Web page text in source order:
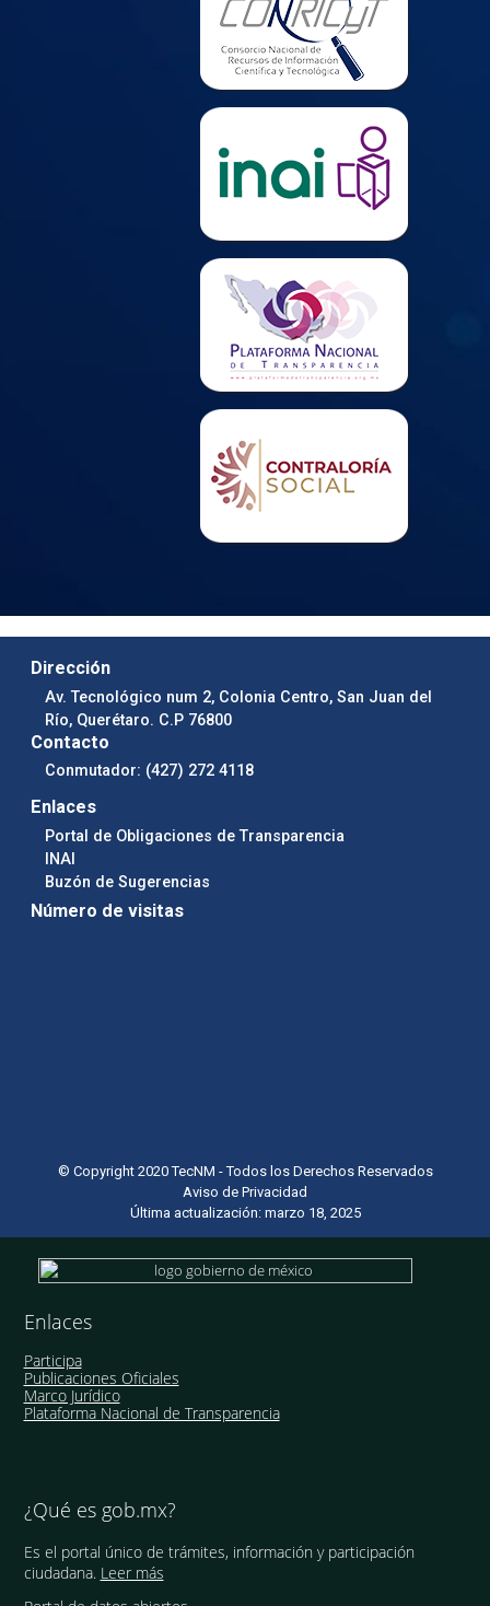
Dirección
Av. Tecnológico num 2, Colonia Centro, San Juan del
Río, Querétaro. C.P 76800
Contacto
Conmutador: (427) 272 4118
Enlaces
Portal de Obligaciones de Transparencia
INAI
Buzón de Sugerencias
Número de visitas
© Copyright 2020 TecNM - Todos los Derechos Reservados
Aviso de Privacidad
Última actualización: marzo 18, 2025
Enlaces
Participa
Publicaciones Oficiales
Marco Jurídico
Plataforma Nacional de Transparencia
¿Qué es gob.mx?
Es el portal único de trámites, información y participación
ciudadana. Leer más